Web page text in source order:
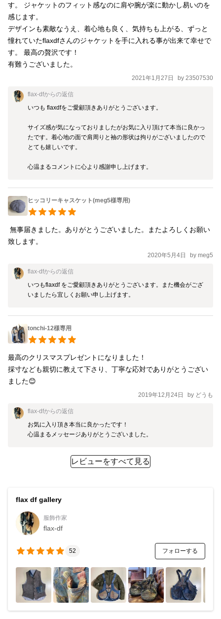
53㎝ 胴幅47cm 着丈73㎝ 袖丈61㎝ L A7 肩幅48㎝ 身幅55㎝ 胴幅
49㎝ 着丈75㎝ 袖丈63㎝ レディース S 7号 肩幅37㎝ 身幅44㎝ 胴
幅41㎝ 着丈61㎝ 袖丈53㎝ M 9号 肩幅39㎝ 身幅 46㎝ 胴幅43㎝
着丈63㎝ 袖丈55㎝ L 11号 肩幅41㎝ 身幅48㎝ 胴幅45㎝ 着丈65㎝
袖丈57㎝ 受注からの製作になりますので、発送まで1ヶ月程度か
かります。 (古着をリメイクしたエコ作品)
す。 ジャケットのフィット感なのに肩や腕が楽に動かし易いのを
感じます。
デザインも素敵なうえ、着心地も良く、気持ちも上がる、ずっと
憧れていたflaxdfさんのジャケットを手に入れる事が出来て幸せで
す。 最高の贅沢です！
有難うございました。
2021年1月27日 by 23507530
flax-dfからの返信
いつも flaxdfをご愛顧頂きありがとうございます。
サイズ感が気になっておりましたがお気に入り頂けて本当に良かっ
たです。着心地の面で肩周りと袖の形状は拘りがございましたので
とても嬉しいです。
心温まるコメントに心より感謝申し上げます。
ヒッコリーキャスケット(meg5様専用)
致します。
2020年5月4日 by meg5
flax-dfからの返信
いつもflaxdf をご愛顧頂きありがとうございます。また機会がござ
いましたら宜しくお願い申し上げます。
tonchi-12様専用
最高のクリスマスプレゼントになりました！
採寸なども親切に教えて下さり、丁寧な応対でありがとうござい
ました😊
2019年12月24日 by どうも
flax-dfからの返信
お気に入り頂き本当に良かったです！
心温まるメッセージありがとうございました。
レビューをすべて見る
flax df gallery
服飾作家
flax-df
52 フォローする